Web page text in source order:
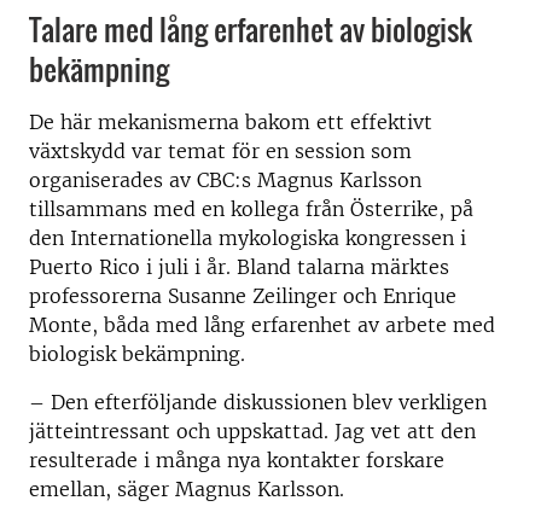
Talare med lång erfarenhet av biologisk
bekämpning
De här mekanismerna bakom ett effektivt
växtskydd var temat för en session som
organiserades av CBC:s Magnus Karlsson
tillsammans med en kollega från Österrike, på
den Internationella mykologiska kongressen i
Puerto Rico i juli i år. Bland talarna märktes
professorerna Susanne Zeilinger och Enrique
Monte, båda med lång erfarenhet av arbete med
biologisk bekämpning.
– Den efterföljande diskussionen blev verkligen
jätteintressant och uppskattad. Jag vet att den
resulterade i många nya kontakter forskare
emellan, säger Magnus Karlsson.